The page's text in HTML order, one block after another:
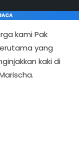
kami Pak
yang
kaki di